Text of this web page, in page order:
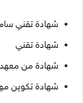
شهادة تقني
شهادة تقني
شهادة من
شهادة تكوين